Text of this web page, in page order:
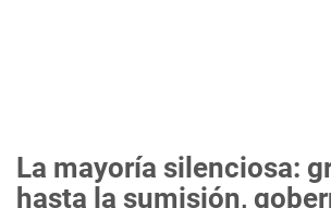
La mayoría silenciosa:
hasta la sumisión,